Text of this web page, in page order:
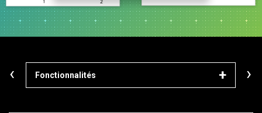
Fonctionnalités
‹ ›